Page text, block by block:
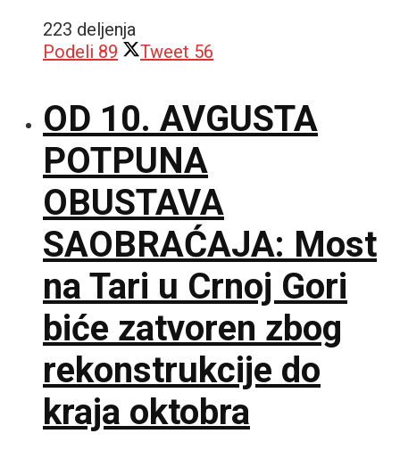
223 deljenja
Podeli 89 Tweet 56
OD 10. AVGUSTA
POTPUNA
OBUSTAVA
SAOBRAĆAJA: Most
na Tari u Crnoj Gori
biće zatvoren zbog
rekonstrukcije do
kraja oktobra